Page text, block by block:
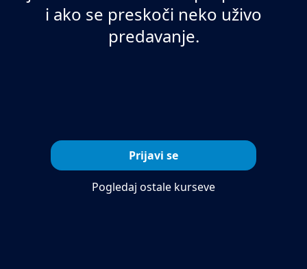
i ako se preskoči neko uživo
predavanje.
Prijavi se
Pogledaj ostale kurseve